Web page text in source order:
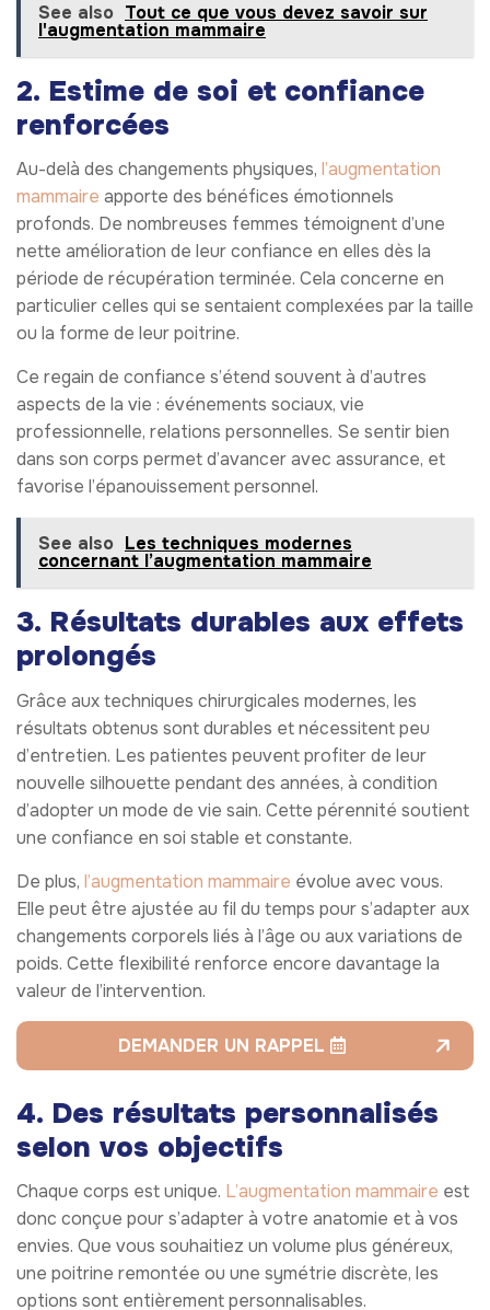
See also Tout ce que vous devez savoir sur
l'augmentation mammaire
2. Estime de soi et confiance
renforcées
Au-delà des changements physiques, l’augmentation
mammaire apporte des bénéfices émotionnels
profonds. De nombreuses femmes témoignent d’une
nette amélioration de leur confiance en elles dès la
période de récupération terminée. Cela concerne en
particulier celles qui se sentaient complexées par la taille
ou la forme de leur poitrine.
Ce regain de confiance s’étend souvent à d’autres
aspects de la vie : événements sociaux, vie
professionnelle, relations personnelles. Se sentir bien
dans son corps permet d’avancer avec assurance, et
favorise l’épanouissement personnel.
See also Les techniques modernes
concernant l’augmentation mammaire
3. Résultats durables aux effets
prolongés
Grâce aux techniques chirurgicales modernes, les
résultats obtenus sont durables et nécessitent peu
d’entretien. Les patientes peuvent profiter de leur
nouvelle silhouette pendant des années, à condition
d’adopter un mode de vie sain. Cette pérennité soutient
une confiance en soi stable et constante.
De plus, l’augmentation mammaire évolue avec vous.
Elle peut être ajustée au fil du temps pour s’adapter aux
changements corporels liés à l’âge ou aux variations de
poids. Cette flexibilité renforce encore davantage la
valeur de l’intervention.
DEMANDER UN RAPPEL
4. Des résultats personnalisés
selon vos objectifs
Chaque corps est unique. L’augmentation mammaire est
donc conçue pour s’adapter à votre anatomie et à vos
envies. Que vous souhaitiez un volume plus généreux,
une poitrine remontée ou une symétrie discrète, les
options sont entièrement personnalisables.